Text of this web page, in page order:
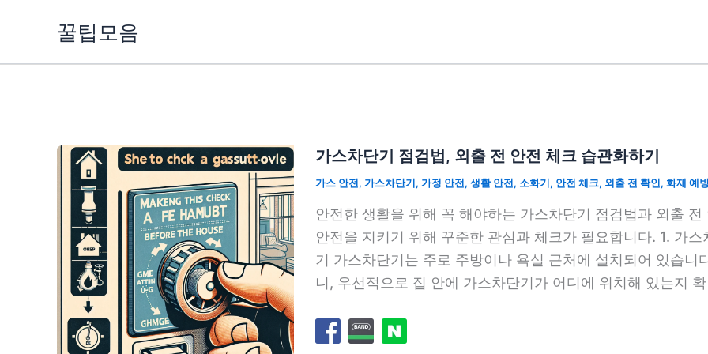
꿀팁모음
가스차단기 점검법, 외출 전 안전 체크 습관화하기
가스 안전, 가스차단기, 가정 안전, 생활 안전, 소화기, 안전 체크, 외출 전 확인, 화재 예
안전한 생활을 위해 꼭 해야하는 가스차단기 점검법과 외출
안전을 지키기 위해 꾸준한 관심과 체크가 필요합니다. 1. 가
기 가스차단기는 주로 주방이나 욕실 근처에 설치되어 있습
니, 우선적으로 집 안에 가스차단기가 어디에 위치해 있는지